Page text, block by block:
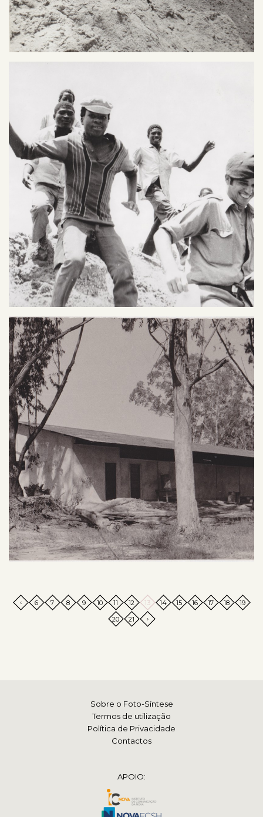
‹ 6 7 8 9 10 11 12 13 14 15 16 17 18
19
20
21 ›
Sobre o Foto-Síntese
Termos de utilização
Política de Privacidade
Contactos
APOIO: